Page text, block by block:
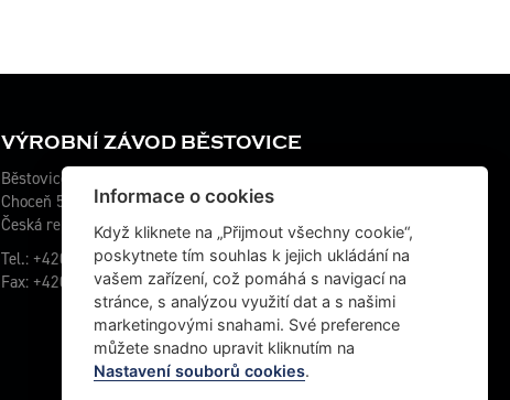
VÝROBNÍ ZÁVOD BĚSTOVICE
Běstovice 115
Choceň 565 01
Česká republika
Tel.: +420 467 070 764
Fax: +420 465 472 611
Informace o cookies
Když kliknete na „Přijmout všechny cookie“,
poskytnete tím souhlas k jejich ukládání na
vašem zařízení, což pomáhá s navigací na
stránce, s analýzou využití dat a s našimi
marketingovými snahami. Své preference
můžete snadno upravit kliknutím na
Nastavení souborů cookies.